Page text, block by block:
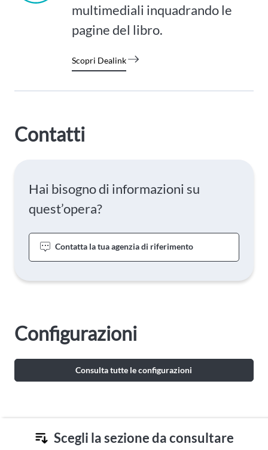
Scegli la sezione da consultare
multimediali inquadrando le
pagine del libro.
Scopri Dealink
Contatti
Hai bisogno di informazioni su
quest’opera?
Contatta la tua agenzia di riferimento
Configurazioni
Consulta tutte le configurazioni